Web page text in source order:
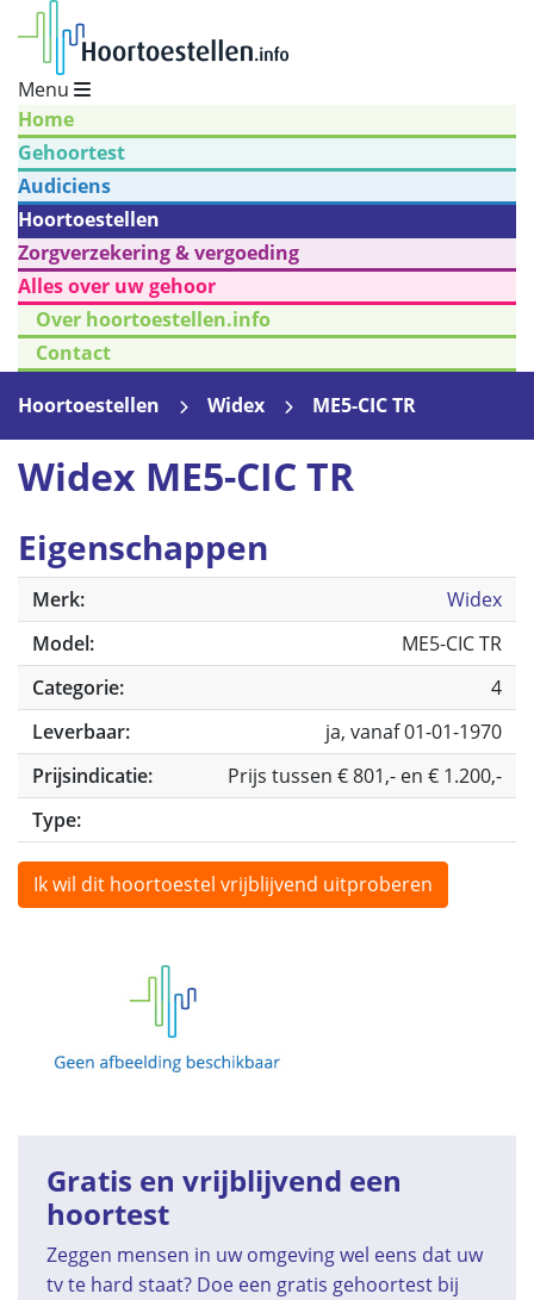
Menu
Home
Gehoortest
Audiciens
Hoortoestellen
Zorgverzekering & vergoeding
Alles over uw gehoor
Over hoortoestellen.info
Contact
Hoortoestellen
Widex ME5-CIC TR
Widex ME5-CIC TR
Eigenschappen
Merk:
Widex
Model:
ME5-CIC TR
Categorie:
4
Leverbaar:
ja, vanaf 01-01-1970
Prijsindicatie:
Prijs tussen € 801,- en € 1.200,-
Type:
Ik wil dit hoortoestel vrijblijvend uitproberen
Gratis en vrijblijvend een
hoortest
Zeggen mensen in uw omgeving wel eens dat uw
tv te hard staat? Doe een gratis gehoortest bij